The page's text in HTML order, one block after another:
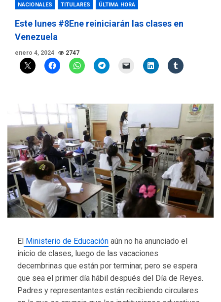
NACIONALES TITULARES ÚLTIMA HORA
Este lunes #8Ene reiniciarán las clases en
Venezuela
enero 4, 2024 2747
El Ministerio de Educación aún no ha anunciado el
inicio de clases, luego de las vacaciones
decembrinas que están por terminar, pero se espera
que sea el primer día hábil después del Día de Reyes.
Padres y representantes están recibiendo circulares